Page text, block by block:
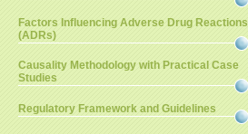
Factors Influencing Adverse Drug Reactions
(ADRs)
Causality Methodology with Practical Case
Studies
Regulatory Framework and Guidelines